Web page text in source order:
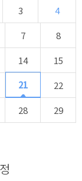
3
4
7
8
14
15
21
22
28
29